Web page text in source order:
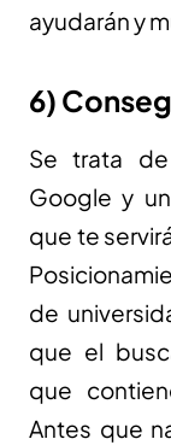
ayudarán y
6)
Se trata
Google y
que te
de
que el
que
Antes que